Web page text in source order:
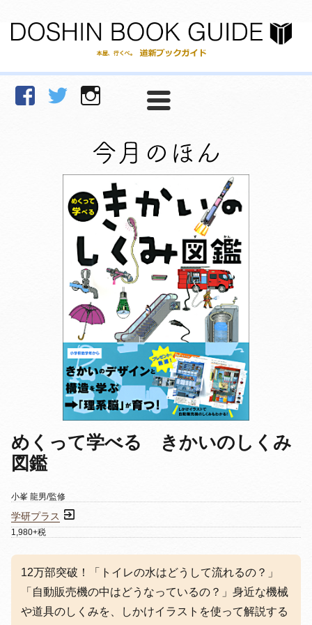
facebookTwitter Instagram
めくって学べる きかいのしくみ
図鑑
小峯 龍男/監修
学研プラス
1,980+税
12万部突破！「トイレの水はどうして流れるの？」
「自動販売機の中はどうなっているの？」身近な機械
や道具のしくみを、しかけイラストを使って解説する